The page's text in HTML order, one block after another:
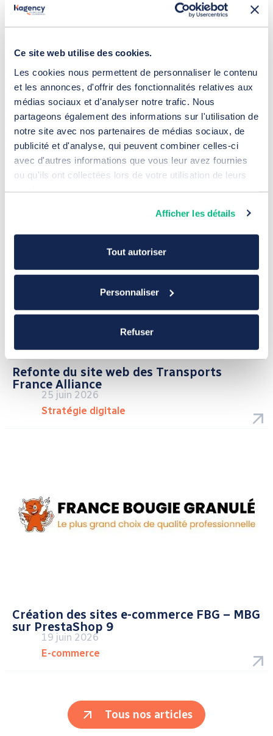
Ce site web utilise des cookies.
Les cookies nous permettent de personnaliser le contenu
et les annonces, d'offrir des fonctionnalités relatives aux
médias sociaux et d'analyser notre trafic. Nous
partageons également des informations sur l'utilisation de
notre site avec nos partenaires de médias sociaux, de
publicité et d'analyse, qui peuvent combiner celles-ci
avec d'autres informations que vous leur avez fournies
ou qu'ils ont collectées lors de votre utilisation de leurs
Afficher les détails
Tout autoriser
Personnaliser
Refuser
Campagne Google Ads SEA pour
Atlantique Rayonnages
15 juillet 2026
Référencement
Refonte du site web des Transports
France Alliance
25 juin 2026
Stratégie digitale
Création des sites e-commerce FBG – MBG
sur PrestaShop 9
19 juin 2026
E-commerce
Tous nos articles